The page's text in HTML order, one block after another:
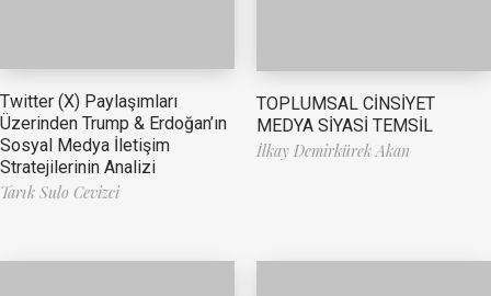
Twitter (X) Paylaşımları
Üzerinden Trump & Erdoğan’ın
Sosyal Medya İletişim
Stratejilerinin Analizi
Tarık Sulo Cevizci
TOPLUMSAL CİNSİYET
MEDYA SİYASİ TEMSİL
İlkay Demirkürek Akan